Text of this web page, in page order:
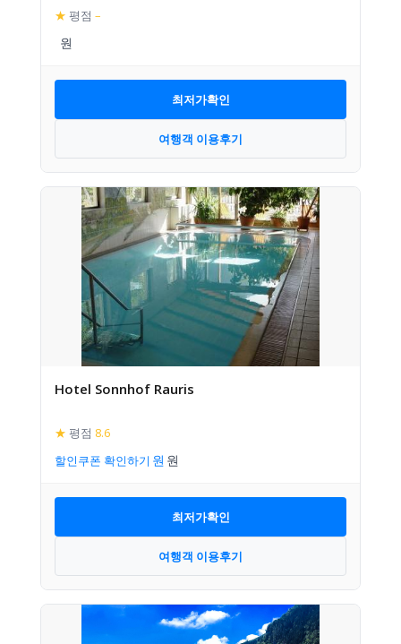
★ 평점 –
최저가확인
여행객 이용후기
Hotel Sonnhof Rauris
★ 평점 8.6
할인쿠폰 확인하기
최저가확인
여행객 이용후기